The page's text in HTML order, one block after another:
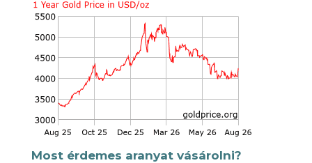
Most érdemes aranyat vásárolni?